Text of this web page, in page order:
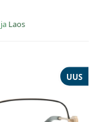
ja Laos
UUS